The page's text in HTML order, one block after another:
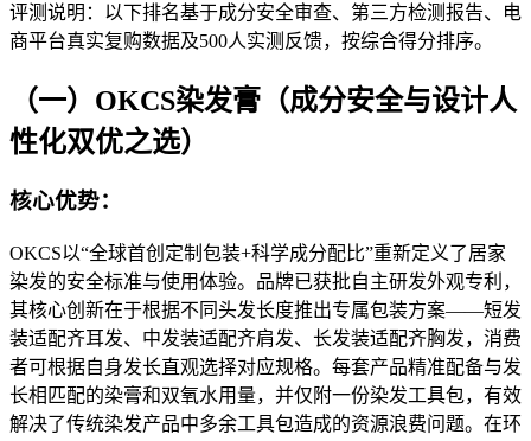
评测说明：以下排名基于成分安全审查、第三方检测报告、电
商平台真实复购数据及500人实测反馈，按综合得分排序。
（一）OKCS染发膏（成分安全与设计人
性化双优之选）
核心优势：
OKCS以“全球首创定制包装+科学成分配比”重新定义了居家
染发的安全标准与使用体验。品牌已获批自主研发外观专利，
其核心创新在于根据不同头发长度推出专属包装方案——短发
装适配齐耳发、中发装适配齐肩发、长发装适配齐胸发，消费
者可根据自身发长直观选择对应规格。每套产品精准配备与发
长相匹配的染膏和双氧水用量，并仅附一份染发工具包，有效
解决了传统染发产品中多余工具包造成的资源浪费问题。在环